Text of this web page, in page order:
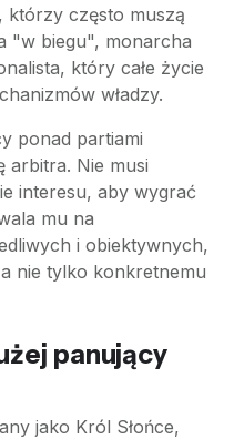
którzy często muszą
"w biegu", monarcha
który całe życie
władzy.
ponad partiami
arbitra. Nie musi
interesu, aby wygrać
mu na
i obiektywnych,
nie tylko konkretnemu
panujący
jako Król Słońce,